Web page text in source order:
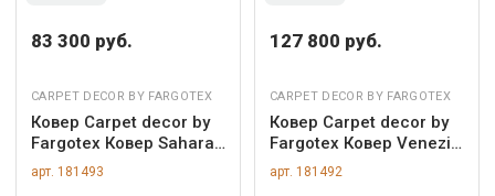
83 300 руб.
CARPET DECOR BY FARGOTEX
Ковер Carpet decor by
Fargotex Ковер Sahara
Beige 160х230 см арт.
C1422
арт. 181493
127 800 руб.
CARPET DECOR BY FARGOTEX
Ковер Carpet decor by
Fargotex Ковер Venezia
Pearl 200х300 см арт.
C1419
арт. 181492